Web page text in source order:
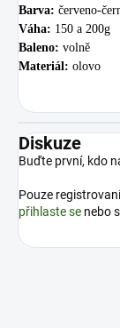
Barva: červeno-
Váha: 150 a 200g
Baleno: volně
Materiál: olovo
Diskuze
Buďte první, kdo
Pouze
přihlaste se nebo